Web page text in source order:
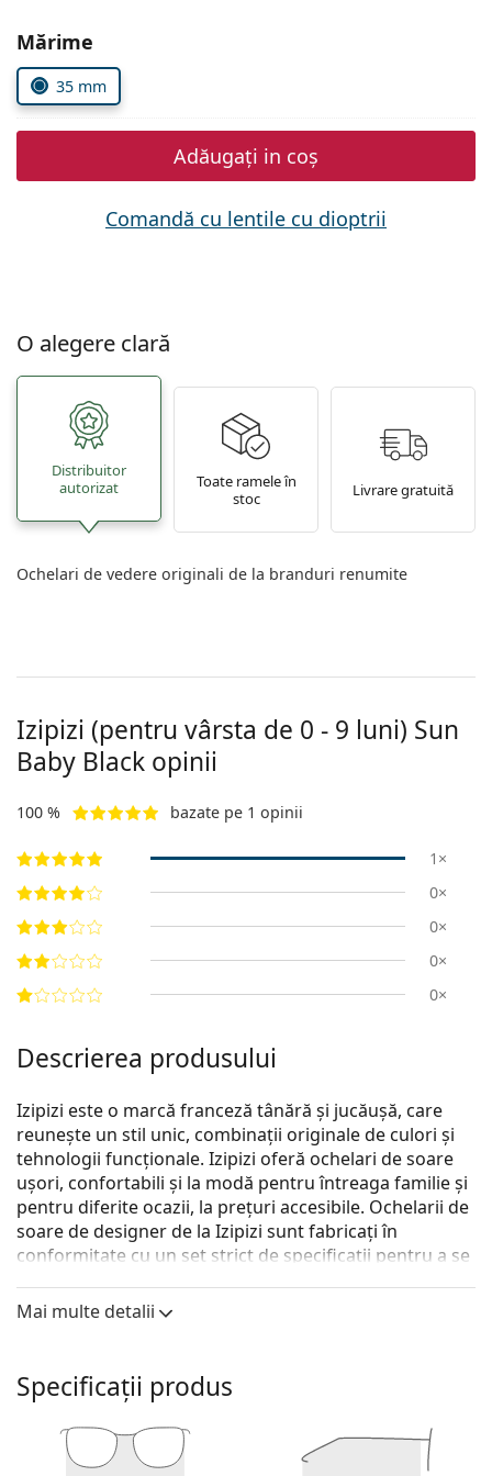
Prada
Toate mărcile
Alegeți parametrii
Mărime
35 mm
Adăugați in coș
Comandă cu lentile cu dioptrii
O alegere clară
Distribuitor
autorizat
Toate ramele în
stoc
Livrare gratuită
Ochelari de vedere originali de la branduri renumite
Izipizi (pentru vârsta de 0 - 9 luni) Sun
Baby Black opinii
100 % bazate pe 1 opinii
1×
0×
0×
0×
0×
Descrierea produsului
Izipizi este o marcă franceză tânără și jucăușă, care
reunește un stil unic, combinații originale de culori și
tehnologii funcționale. Izipizi oferă ochelari de soare
ușori, confortabili și la modă pentru întreaga familie și
pentru diferite ocazii, la prețuri accesibile. Ochelarii de
soare de designer de la Izipizi sunt fabricați în
conformitate cu un set strict de specificații pentru a se
copii nu conține BPA și este hipoalergenică. Pentru a
conformitate cu imaginea de mai jos, în special pentru
ochelarii pentru copii.
Modelul Baby are o curea din silicon care va ajuta la
eliminarea riscului de a îi pierde și va asigura o mai
Mai multe detalii
Specificații produs